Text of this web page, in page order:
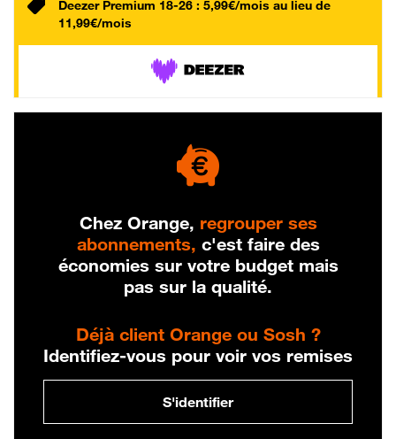
Deezer Premium 18-26 : 5,99€/mois au lieu de
11,99€/mois
Chez Orange, regrouper ses
abonnements, c'est faire des
économies sur votre budget mais
pas sur la qualité.
Déjà client Orange ou Sosh ?
Identifiez-vous pour voir vos remises
S'identifier